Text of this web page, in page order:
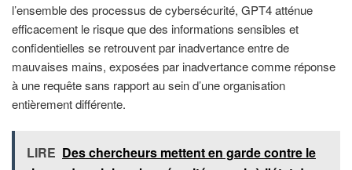
l’ensemble des processus de cybersécurité, GPT4 atténue
efficacement le risque que des informations sensibles et
confidentielles se retrouvent par inadvertance entre de
mauvaises mains, exposées par inadvertance comme réponse
à une requête sans rapport au sein d’une organisation
entièrement différente.
LIRE Des chercheurs mettent en garde contre le